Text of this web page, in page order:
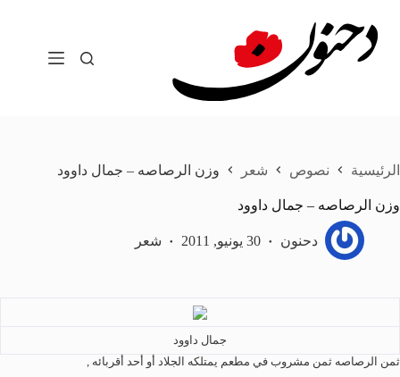
المحتوى
الرئيسية نصوص شعر وزن الرصاصه – جمال داوود
وزن الرصاصه – جمال داوود
دحنون 30 يونيو, 2011 شعر
جمال داوود
ثمن الرصاصه ثمن مشروب في مطعم يمتلكه الجلاد أو أحد أقربائه ,